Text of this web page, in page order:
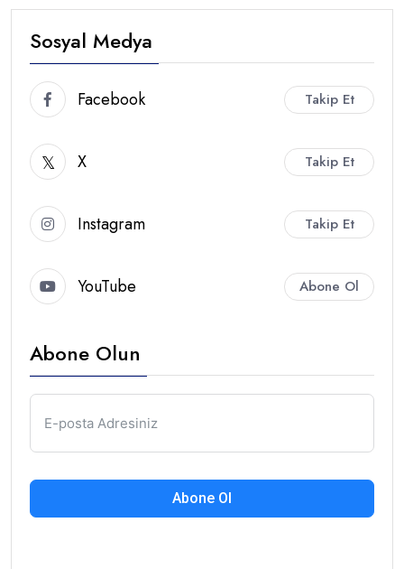
Sosyal Medya
Facebook Takip Et
X Takip Et
Instagram Takip Et
YouTube Abone Ol
Abone Olun
Abone Ol